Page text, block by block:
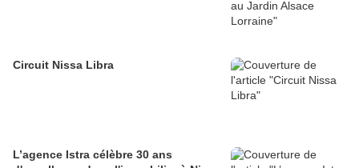
Circuit Nissa Libra
L’agence Istra célèbre 30 ans